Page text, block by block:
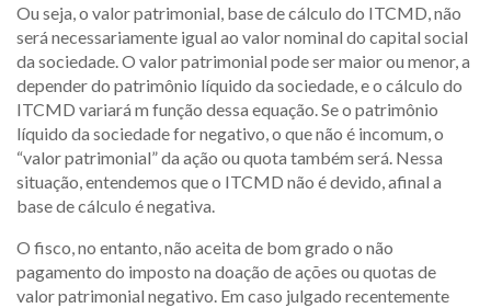
Ou seja, o valor patrimonial, base de cálculo do ITCMD, não
será necessariamente igual ao valor nominal do capital social
da sociedade. O valor patrimonial pode ser maior ou menor, a
depender do patrimônio líquido da sociedade, e o cálculo do
ITCMD variará m função dessa equação. Se o patrimônio
líquido da sociedade for negativo, o que não é incomum, o
“valor patrimonial” da ação ou quota também será. Nessa
situação, entendemos que o ITCMD não é devido, afinal a
base de cálculo é negativa.
O fisco, no entanto, não aceita de bom grado o não
pagamento do imposto na doação de ações ou quotas de
valor patrimonial negativo. Em caso julgado recentemente